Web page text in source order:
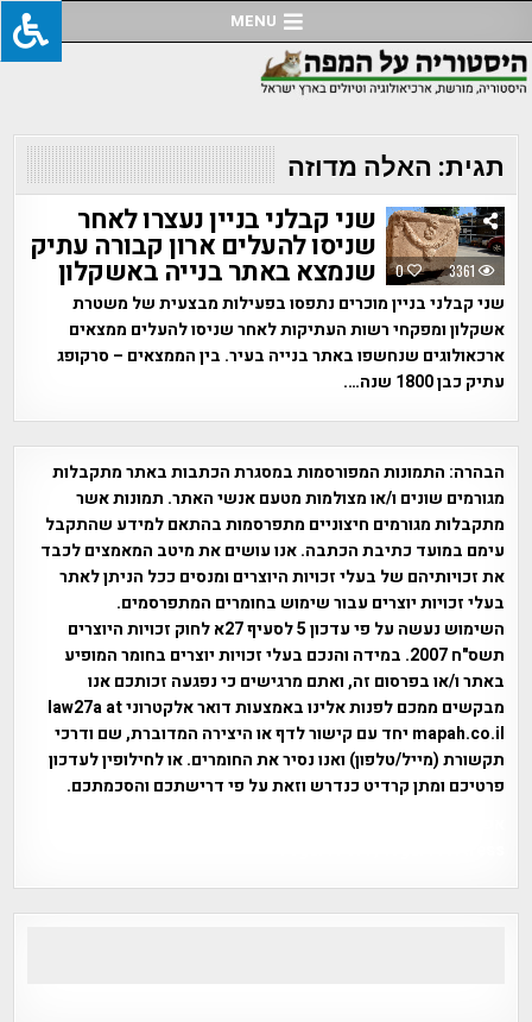
to
content
MENU
תגית: האלה מדוזה
0 3361
שני קבלני בניין נעצרו לאחר
שניסו להעלים ארון קבורה עתיק
שנמצא באתר בנייה באשקלון
שני קבלני בניין מוכרים נתפסו בפעילות מבצעית של משטרת
אשקלון ומפקחי רשות העתיקות לאחר שניסו להעלים ממצאים
ארכאולוגים שנחשפו באתר בנייה בעיר. בין הממצאים – סרקופג
עתיק כבן 1800 שנה….
הבהרה: התמונות המפורסמות במסגרת הכתבות באתר מתקבלות
מגורמים שונים ו/או מצולמות מטעם אנשי האתר. תמונות אשר
מתקבלות מגורמים חיצוניים מתפרסמות בהתאם למידע שהתקבל
עימם במועד כתיבת הכתבה. אנו עושים את מיטב המאמצים לכבד
את זכויותיהם של בעלי זכויות היוצרים ומנסים ככל הניתן לאתר
בעלי זכויות יוצרים עבור שימוש בחומרים המתפרסמים.
השימוש נעשה על פי עדכון 5 לסעיף 27א לחוק זכויות היוצרים
תשס"ח 2007. במידה והנכם בעלי זכויות יוצרים בחומר המופיע
באתר ו/או בפרסום זה, ואתם מרגישים כי נפגעה זכותכם אנו
מבקשים ממכם לפנות אלינו באמצעות דואר אלקטרוני law27a at
mapah.co.il יחד עם קישור לדף או היצירה המדוברת, שם ודרכי
תקשורת (מייל/טלפון) ואנו נסיר את החומרים. או לחילופין לעדכון
פרטיכם ומתן קרדיט כנדרש וזאת על פי דרישתכם והסכמתכם.